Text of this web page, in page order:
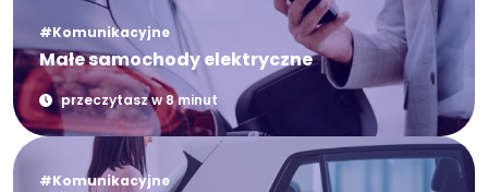
#Komunikacyjne
Małe samochody elektryczne
przeczytasz w 8 minut
#Komunikacyjne